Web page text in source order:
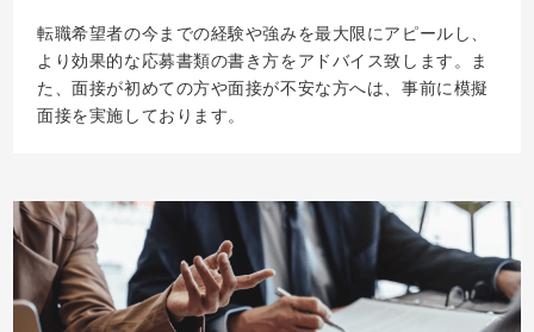
転職希望者の今までの経験や強みを最大限にアピールし、
より効果的な応募書類の書き方をアドバイス致します。ま
た、面接が初めての方や面接が不安な方へは、事前に模擬
面接を実施しております。